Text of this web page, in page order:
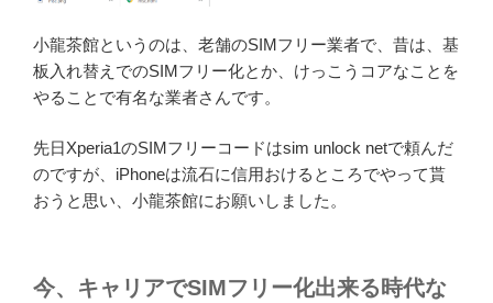
小龍茶館というのは、老舗のSIMフリー業者で、昔は、基
板入れ替えでのSIMフリー化とか、けっこうコアなことを
やることで有名な業者さんです。
先日Xperia1のSIMフリーコードはsim unlock netで頼んだ
のですが、iPhoneは流石に信用おけるところでやって貰
おうと思い、小龍茶館にお願いしました。
今、キャリアでSIMフリー化出来る時代な